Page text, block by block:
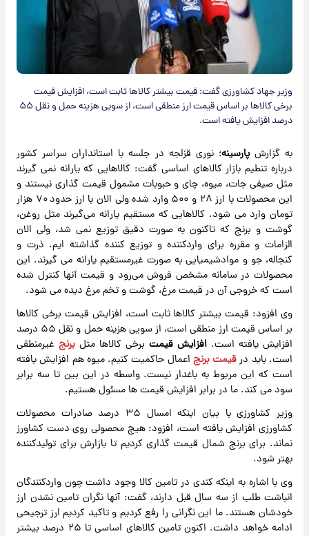
وزیر جهاد کشاورزی گفت: قیمت بیشتر کالاها ثابت است، افزایش قیمت
برخی کالاها بر اساس قیمت ارز منطقی است، از سویی هزینه حمل و نقل ۵۵
درصد افزایش یافته است.
به گزارشپارسینه؛ نوری قزلجه در جلسه با استانداران سراسر کشور
درباره تنطیم بازار کالاهای اساسی گفت: کالاهایی که یارانه نمی گیرند
مثل صیفی جات، میوه، چای و حبوبات مشمول قیمت گذاری نیستند و
این محصولات با ارز ۲۸ و ۵۰۰ وارد شده ولی الان با ارز حدود ۷۰ هزار
تومان وارد می شود. کالاهایی که مستقیم یارانه می‌گیرند مثل روغن،
گوشت و برنج که تاکنون به صورت دقیق توزیع نمی شد، ولی الان
الزامات و مقرره برای واردکننده و توزیع کننده گذاشته ایم. ذرت و
کنجاله، جو و موادشیمیایی به صورت غیرمستقیم یارانه می گیرند. این
محصولات در سامانه مشخص فروش می‌رود و قیمت آنها کنترل شده
است که خروجی آن در قیمت مرغ، گوشت و تخم مرغ دیده می شود.
وی افزود: قیمت بیشتر کالاها ثابت است، افزایش قیمت برخی کالاها
بر اساس قیمت ارز منطقی است، از سویی هزینه حمل و نقل ۵۵ درصد
افزایش یافته است. افزایش قیمت برخی کالاها مثل برنج غیرمنطقی
است. باید درقیمت برنج اعمال حاکمیت کنیم. میوه هم افزایش یافته
است که این مربوط به باغدار نیست. واسطه در این بین تا سه برابر
سود می کند. ما در برابر افزایش قیمت ها مسئول هستیم.
وزیر کشاورزی با بیان اینکه امسال ۳۵ درصد صادرات محصولات
کشاورزی افزایش یافته است، افزود: هیچ محصولی روی دست کشاورز
نماند. برای برنج شمال قیمت گذاری کردیم تا بازارش برای تولیدکننده
بهتر شود.
وی با اشاره به اینکه کندی در تامین کالا وجود داشت چون واردکنندگان
انباشت طلب از سه سال قبل دارند، گفت: آنها نگران تامین نشدن ارز
خودشان هستند. ما این نگرانی را رفع کردیم و تاکید کردیم ارز ترجیحی
ادامه خواهد داشت. اکنون تامین کالاهای اساسی تا ۲۵ درصد بیشتر